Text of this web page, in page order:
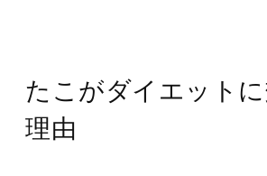
たこがダイエット
理由